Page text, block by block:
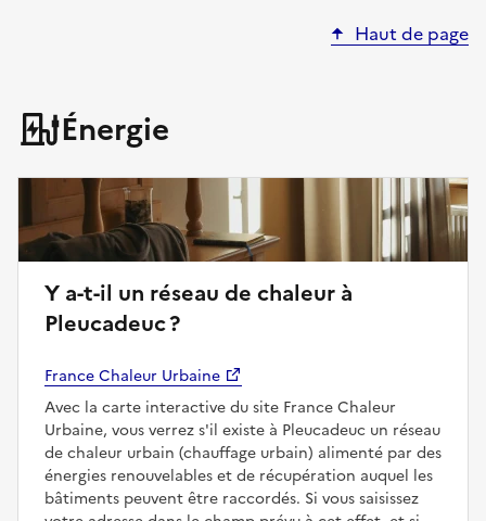
Haut de page
Énergie
Y a-t-il un réseau de chaleur à
Pleucadeuc ?
France Chaleur Urbaine
Avec la carte interactive du site France Chaleur
Urbaine, vous verrez s'il existe à Pleucadeuc un réseau
de chaleur urbain (chauffage urbain) alimenté par des
énergies renouvelables et de récupération auquel les
bâtiments peuvent être raccordés. Si vous saisissez